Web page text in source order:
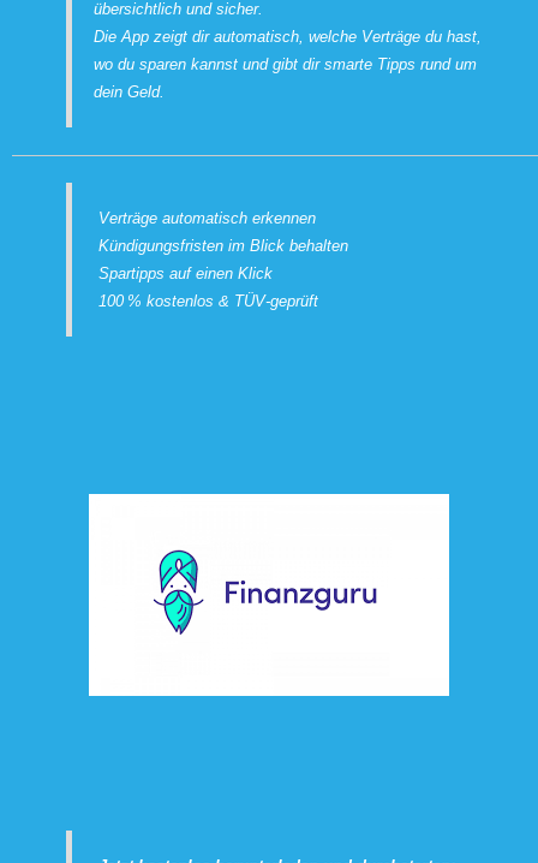
übersichtlich und sicher.
Die App zeigt dir automatisch, welche Verträge du hast,
wo du sparen kannst und gibt dir smarte Tipps rund um
dein Geld.
Verträge automatisch erkennen
Kündigungsfristen im Blick behalten
Spartipps auf einen Klick
100 % kostenlos & TÜV-geprüft